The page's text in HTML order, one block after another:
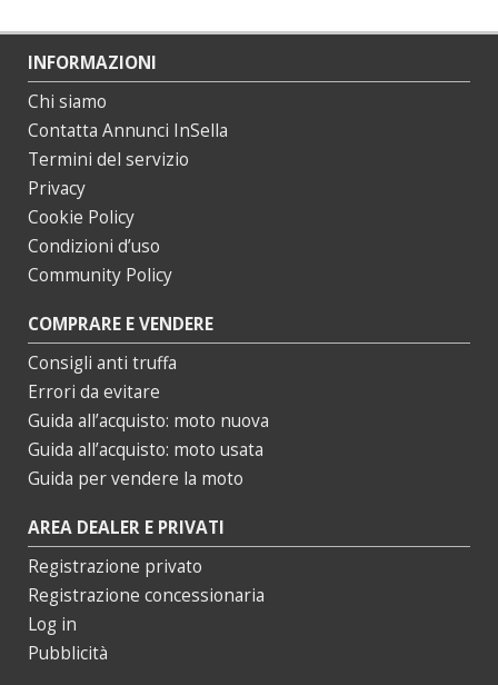
INFORMAZIONI
Chi siamo
Contatta Annunci InSella
Termini del servizio
Privacy
Cookie Policy
Condizioni d’uso
Community Policy
COMPRARE E VENDERE
Consigli anti truffa
Errori da evitare
Guida all’acquisto: moto nuova
Guida all’acquisto: moto usata
Guida per vendere la moto
AREA DEALER E PRIVATI
Registrazione privato
Registrazione concessionaria
Log in
Pubblicità